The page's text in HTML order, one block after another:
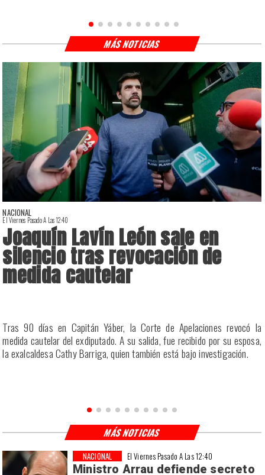
NACIONAL
El Viernes Pasado A Las 12:40
Joaquín Lavín León sale en
silencio tras revocación de
medida cautelar
Tras 90 días en Capitán Yáber, la Corte de Apelaciones revocó la
medida cautelar del exdiputado. A su salida, fue recibido por su esposa,
la exalcaldesa Cathy Barriga, quien también está bajo investigación.
MÁS NOTICIAS
El Viernes Pasado A Las 12:40
Ministro Arrau defiende secreto
NACIONAL
MÁS NOTICIAS